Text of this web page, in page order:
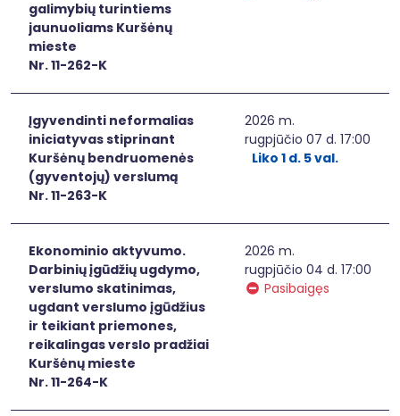
galimybių turintiems
jaunuoliams Kuršėnų
mieste
Nr. 11-262-K
Įgyvendinti neformalias
iniciatyvas stiprinant
Kuršėnų bendruomenės
(gyventojų) verslumą
Nr. 11-263-K
2026 m.
rugpjūčio 07 d. 17:00
Liko 1 d. 5 val.
Ekonominio aktyvumo.
Darbinių įgūdžių ugdymo,
verslumo skatinimas,
ugdant verslumo įgūdžius
ir teikiant priemones,
reikalingas verslo pradžiai
Kuršėnų mieste
Nr. 11-264-K
2026 m.
rugpjūčio 04 d. 17:00
Pasibaigęs